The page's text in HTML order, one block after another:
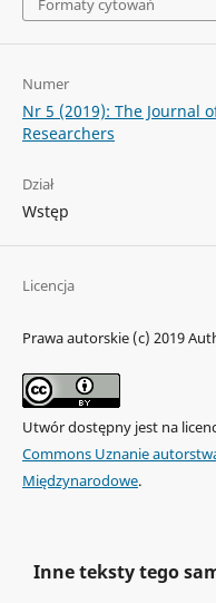
Formaty cytowań
Numer
Nr 5 (2019): The Journal
Researchers
Dział
Wstęp
Licencja
Prawa autorskie (c) 2019
Utwór dostępny jest na
Commons Uznanie
Międzynarodowe.
Inne teksty tego